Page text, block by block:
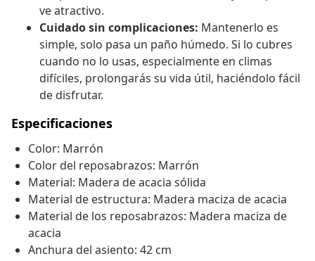
ve atractivo.
Cuidado sin complicaciones: Mantenerlo es
simple, solo pasa un paño húmedo. Si lo cubres
cuando no lo usas, especialmente en climas
difíciles, prolongarás su vida útil, haciéndolo fácil
de disfrutar.
Especificaciones
Color: Marrón
Color del reposabrazos: Marrón
Material: Madera de acacia sólida
Material de estructura: Madera maciza de acacia
Material de los reposabrazos: Madera maciza de
acacia
Anchura del asiento: 42 cm